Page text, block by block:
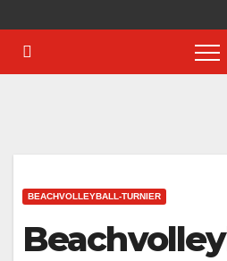
BEACHVOLLEYBALL-TURNIER